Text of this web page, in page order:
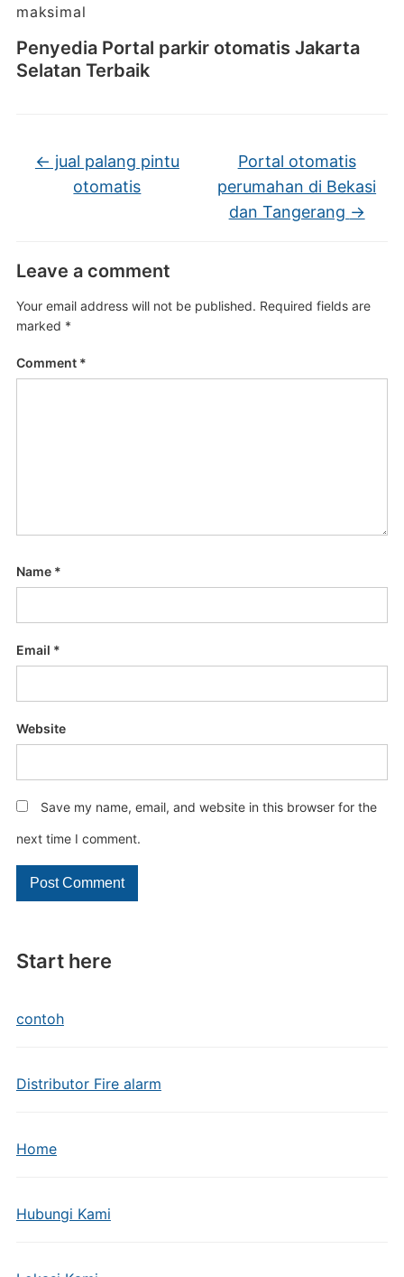
Start here
contoh
Distributor Fire alarm
Home
Hubungi Kami
maksimal
Penyedia Portal parkir otomatis Jakarta
Selatan Terbaik
← jual palang pintu
otomatis
Portal otomatis
perumahan di Bekasi
dan Tangerang →
Leave a comment
Your email address will not be published. Required fields are
marked *
Comment *
Name *
Email *
Website
Save my name, email, and website in this browser for the
next time I comment.